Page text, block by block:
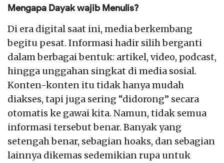
Mengapa Dayak wajib Menulis?
Di era digital saat ini, media berkembang
begitu pesat. Informasi hadir silih berganti
dalam berbagai bentuk: artikel, video, podcast,
hingga unggahan singkat di media sosial.
Konten-konten itu tidak hanya mudah
diakses, tapi juga sering “didorong” secara
otomatis ke gawai kita. Namun, tidak semua
informasi tersebut benar. Banyak yang
setengah benar, sebagian hoaks, dan sebagian
lainnya dikemas sedemikian rupa untuk